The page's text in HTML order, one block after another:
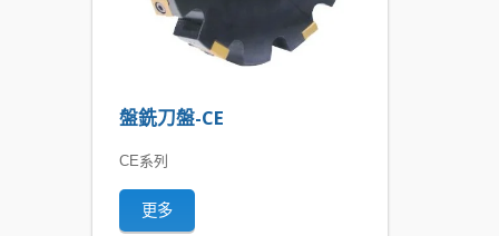
盤銑刀盤-CE
CE系列
更多